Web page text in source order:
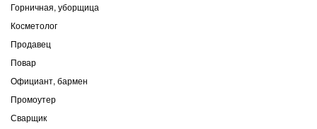
Горничная, уборщица
Косметолог
Продавец
Повар
Официант, бармен
Промоутер
Сварщик